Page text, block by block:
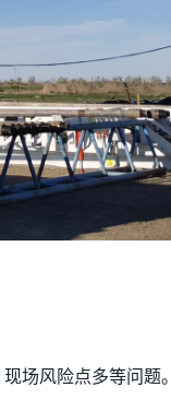
场风险点多等问题